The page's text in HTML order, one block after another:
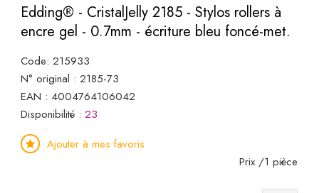
Edding® - CristalJelly 2185 - Stylos rollers à
encre gel - 0.7mm - écriture bleu foncé-met.
Code: 215933
N° original : 2185-73
EAN : 4004764106042
Disponibilité : 23
Ajouter à mes favoris
Prix /1 pièce